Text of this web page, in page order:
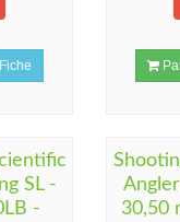
Fiche
SL -
-
30,50